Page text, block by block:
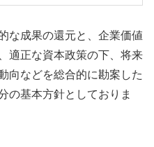
な成果の還元と、企業価値
適正な資本政策の下、将来
向などを総合的に勘案した
の基本方針としておりま